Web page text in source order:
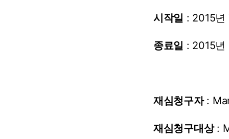
시작일 : 2015년
종료일 : 2015년
재심청구자:
재심청구대상: